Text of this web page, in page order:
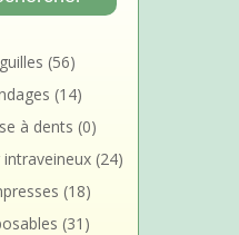
(56)
(14)
à dents (0)
(24)
(18)
(31)